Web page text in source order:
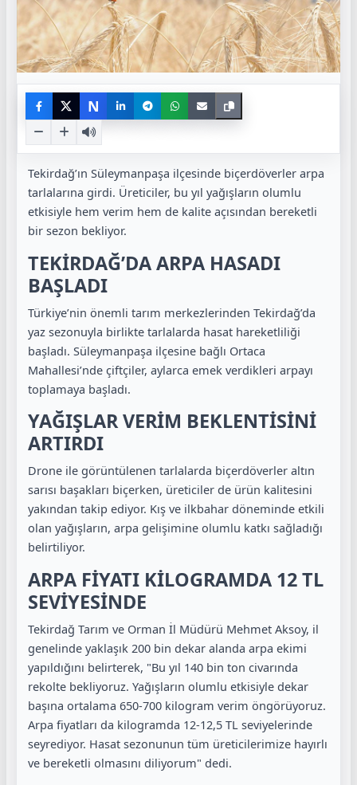
N
Tekirdağ’ın Süleymanpaşa ilçesinde biçerdöverler arpa
tarlalarına girdi. Üreticiler, bu yıl yağışların olumlu
etkisiyle hem verim hem de kalite açısından bereketli
bir sezon bekliyor.
TEKİRDAĞ’DA ARPA HASADI
BAŞLADI
Türkiye’nin önemli tarım merkezlerinden Tekirdağ’da
yaz sezonuyla birlikte tarlalarda hasat hareketliliği
başladı. Süleymanpaşa ilçesine bağlı Ortaca
Mahallesi’nde çiftçiler, aylarca emek verdikleri arpayı
toplamaya başladı.
YAĞIŞLAR VERİM BEKLENTİSİNİ
ARTIRDI
Drone ile görüntülenen tarlalarda biçerdöverler altın
sarısı başakları biçerken, üreticiler de ürün kalitesini
yakından takip ediyor. Kış ve ilkbahar döneminde etkili
olan yağışların, arpa gelişimine olumlu katkı sağladığı
belirtiliyor.
ARPA FİYATI KİLOGRAMDA 12 TL
SEVİYESİNDE
Tekirdağ Tarım ve Orman İl Müdürü Mehmet Aksoy, il
genelinde yaklaşık 200 bin dekar alanda arpa ekimi
yapıldığını belirterek, "Bu yıl 140 bin ton civarında
rekolte bekliyoruz. Yağışların olumlu etkisiyle dekar
başına ortalama 650-700 kilogram verim öngörüyoruz.
Arpa fiyatları da kilogramda 12-12,5 TL seviyelerinde
seyrediyor. Hasat sezonunun tüm üreticilerimize hayırlı
ve bereketli olmasını diliyorum" dedi.